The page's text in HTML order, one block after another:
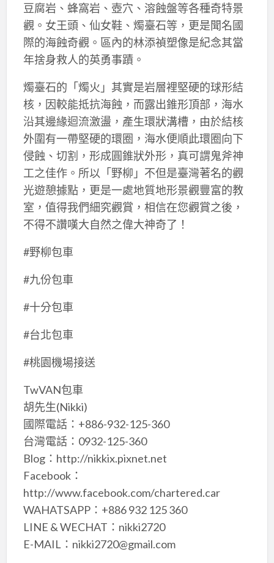
豆腐岩、蜂窩岩、壺穴、溶蝕盤等各種奇特景
觀。女王頭、仙女鞋、燭臺石等，更是聞名國
際的海蝕奇觀。區內的林添禎塑像是紀念其當
年捨身救人的英勇事蹟。
燭臺石的「燭火」其實是岩層裡堅硬的球形結
核，因較能抵抗海蝕，而露出錐形頂部，海水
沿其邊緣迴流激盪，產生環狀溝槽，由於結核
外圍有一帶堅硬的環圈，海水便順此環圈向下
侵蝕、切割，形成圓錐狀外形，真可謂鬼斧神
工之佳作。所以「野柳」不但是臺灣著名的觀
光遊憩據點，更是一處地質地形景觀豐富的教
室，值得我們細究觀賞，相信在您觀賞之後，
不得不讚嘆大自然之偉大神奇了！
#野柳包車
#九份包車
#十分包車
#台北包車
#桃園機場接送
TwVAN包車
胡先生(Nikki)
國際電話：+886-932-125-360
台灣電話：0932-125-360
Blog：http://nikkix.pixnet.net
Facebook：
http://www.facebook.com/chartered.car
WAHATSAPP：+886 932 125 360
LINE & WECHAT：nikki2720
E-MAIL：nikki2720@gmail.com